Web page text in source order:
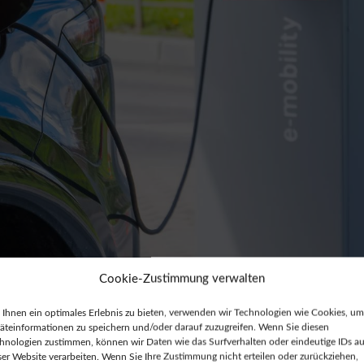
Cookie-Zustimmung verwalten
Ihnen ein optimales Erlebnis zu bieten, verwenden wir Technologien wie Cookies, um
zu speichern und/oder darauf zuzugreifen. Wenn Sie diesen
zustimmen, können wir Daten wie das Surfverhalten oder eindeutige IDs
Website verarbeiten. Wenn Sie Ihre Zustimmung nicht erteilen oder zurückziehen,
bidirektionale Laden vorbereitet. Der Hersteller